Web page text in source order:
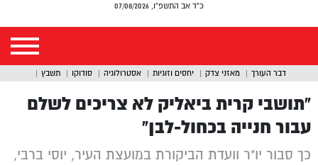
כ"ד אב התשפ"ו, 07/08/2026
דבר העורך מאזני צדק יחסים וזוגיות אסטרולוגיה סודוקו תשבץ
“תושבי קרית ביאליק לא צריכים לשלם
עבור חנייה בכחול-לבן”
כך סבור יו"ר וועדת הביקורת במועצת העיר, יוסי ברבי,